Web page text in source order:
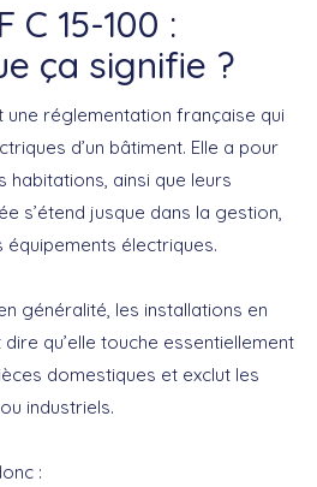
C 15-100 :
ça signifie ?
une réglementation française qui
d’un bâtiment. Elle a pour
ainsi que leurs
s’étend jusque dans la gestion,
équipements électriques.
généralité, les installations en
qu’elle touche essentiellement
domestiques et exclut les
industriels.
: